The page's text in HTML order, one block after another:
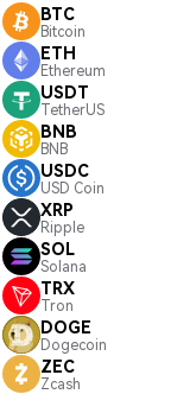
BTC
Bitcoin
ETH
Ethereum
USDT
TetherUS
BNB
BNB
USDC
USD Coin
XRP
Ripple
SOL
Solana
TRX
Tron
DOGE
Dogecoin
ZEC
Zcash